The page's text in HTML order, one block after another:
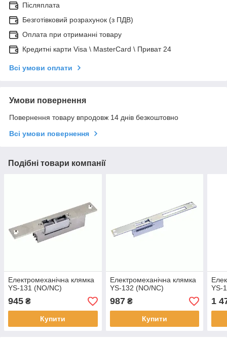
Післяплата
Безготівковий розрахунок (з ПДВ)
Оплата при отриманні товару
Кредитні карти Visa \ MasterCard \ Приват 24
Всі умови оплати
Умови повернення
Повернення товару впродовж 14 днів безкоштовно
Всі умови повернення
Подібні товари компанії
Електромеханічна клямка
YS-131 (NO/NC)
945 ₴
Купити
Електромеханічна клямка
YS-132 (NO/NC)
987₴
Купити
YS-
1